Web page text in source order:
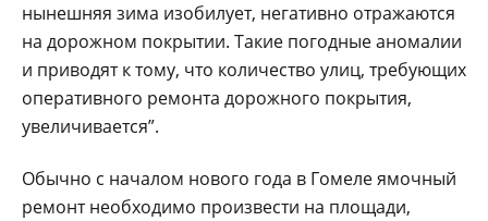
нынешняя зима изобилует, негативно отражаются
на дорожном покрытии. Такие погодные аномалии
и приводят к тому, что количество улиц, требующих
оперативного ремонта дорожного покрытия,
увеличивается”.
Обычно с началом нового года в Гомеле ямочный
ремонт необходимо произвести на площади,